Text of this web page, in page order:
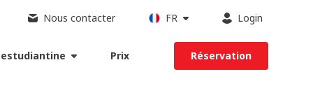
Nous contacter FR Login
estudiantine Prix Réservation